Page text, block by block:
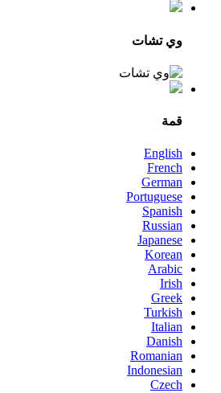
وي تشات
قمة
English
French
German
Portuguese
Spanish
Russian
Japanese
Korean
Arabic
Irish
Greek
Turkish
Italian
Danish
Romanian
Indonesian
Czech